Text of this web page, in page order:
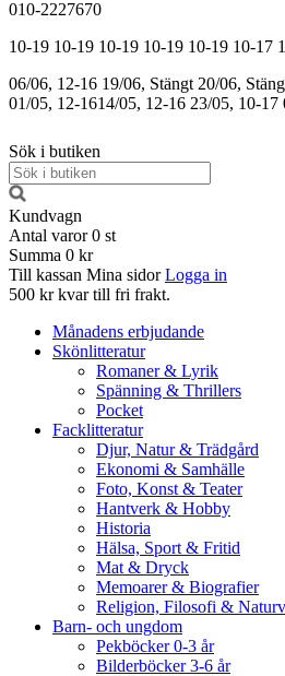
010-2227670
10-19 10-19 10-19 10-19 10-19 10-17
06/06, 12-16 19/06, Stängt 20/06,
01/05, 12-1614/05, 12-16 23/05, 10-17
Sök i butiken
Kundvagn
Antal varor 0 st
Summa 0 kr
Till kassan Mina sidor Logga in
500 kr kvar till fri frakt.
Månadens erbjudande
Skönlitteratur
Romaner & Lyrik
Spänning & Thrillers
Pocket
Facklitteratur
Djur, Natur & Trädgård
Ekonomi & Samhälle
Foto, Konst & Teater
Hantverk & Hobby
Historia
Hälsa, Sport & Fritid
Mat & Dryck
Memoarer & Biografier
Religion, Filosofi &
Barn- och ungdom
Pekböcker 0-3 år
Bilderböcker 3-6 år